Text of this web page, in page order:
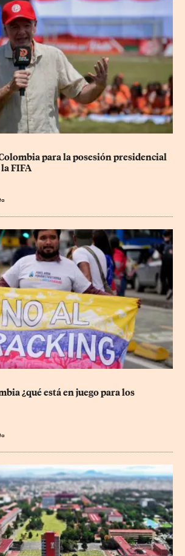
para la posesión presidencial
FIFA
¿qué está en juego para los